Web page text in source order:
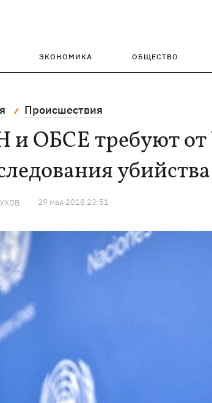
ЭКОНОМИКА ОБЩЕСТВО
Происшествия
и ОБСЕ требуют от
29 мая 2018 23:51